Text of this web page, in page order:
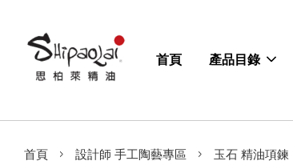
首頁 產品目錄
首頁 › 設計師 手工陶藝專區 › 玉石 精油項鍊